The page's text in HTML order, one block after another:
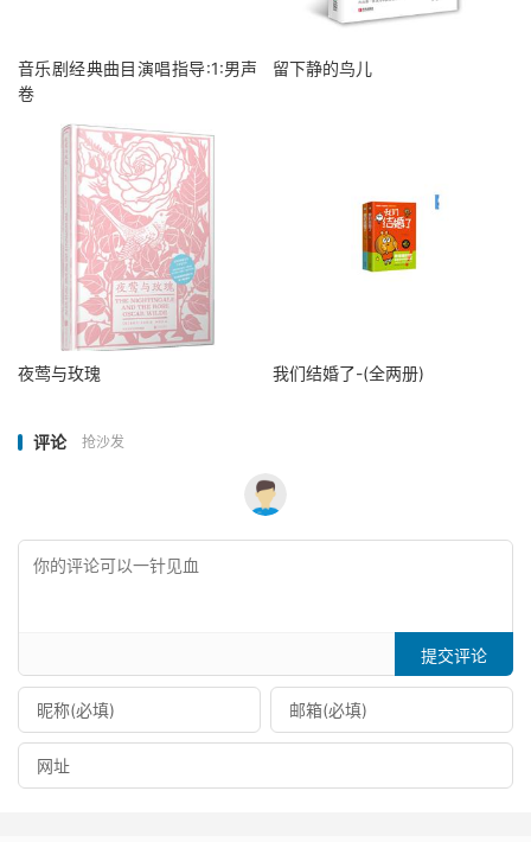
音乐剧经典曲目演唱指导:1:男声
卷
留下静的鸟儿
夜莺与玫瑰 我们结婚了-(全两册)
评论 抢沙发
提交评论